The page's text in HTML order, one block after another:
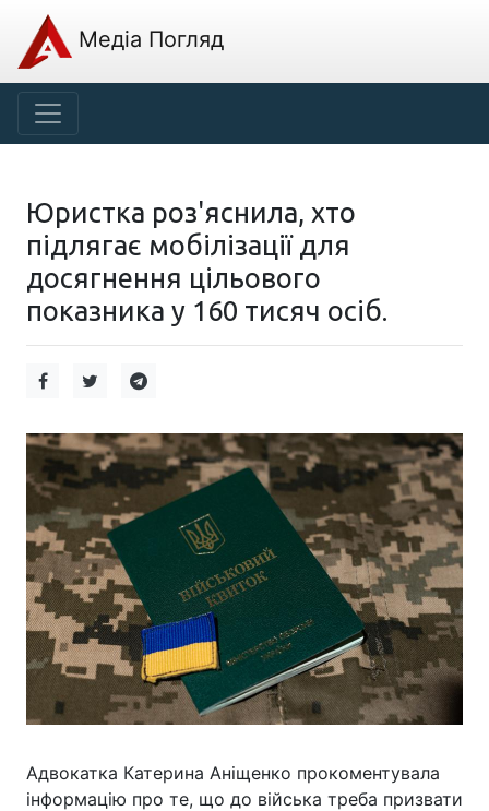
Медіа Погляд
Юристка роз'яснила, хто
підлягає мобілізації для
досягнення цільового
показника у 160 тисяч осіб.
Адвокатка Катерина Аніщенко прокоментувала
інформацію про те, що до війська треба призвати